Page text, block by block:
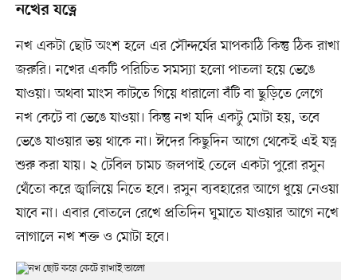
নখের যত্নে
নখ একটা ছোট অংশ হলে এর সৌন্দর্যের মাপকাঠি কিন্তু ঠিক রাখা
জরুরি। নখের একটি পরিচিত সমস্যা হলো পাতলা হয়ে ভেঙে
যাওয়া। অথবা মাংস কাটতে গিয়ে ধারালো বঁটি বা ছুড়িতে লেগে
নখ কেটে বা ভেঙে যাওয়া। কিন্তু নখ যদি একটু মোটা হয়, তবে
ভেঙে যাওয়ার ভয় থাকে না। ঈদের কিছুদিন আগে থেকেই এই যত্ন
শুরু করা যায়। ২ টেবিল চামচ জলপাই তেলে একটা পুরো রসুন
থেঁতো করে জ্বালিয়ে নিতে হবে। রসুন ব্যবহারের আগে ধুয়ে নেওয়া
যাবে না। এবার বোতলে রেখে প্রতিদিন ঘুমাতে যাওয়ার আগে নখে
লাগালে নখ শক্ত ও মোটা হবে।